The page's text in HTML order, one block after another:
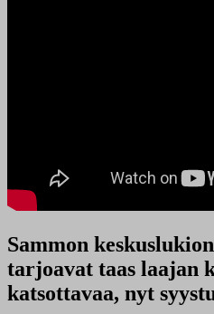
Sammon
tarjoavat taas laajan
katsottavaa, nyt